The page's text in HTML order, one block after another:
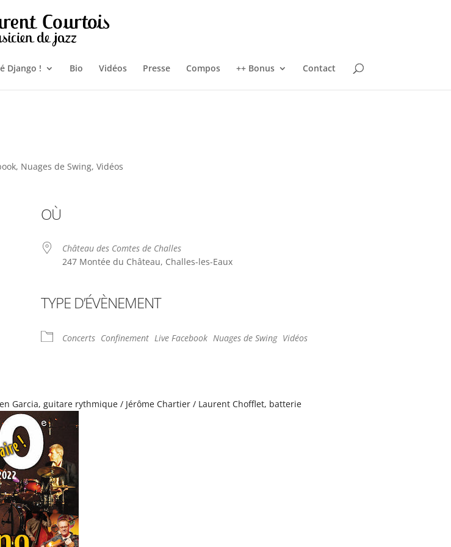
Django ! Bio Vidéos Presse Compos ++ Bonus Contact
, Nuages de Swing,Vidéos
OÙ
Château des Comtes de Challes
247 Montée du Château, Challes-les-Eaux
TYPE D’ÉVÈNEMENT
Concerts Confinement Live Facebook Nuages de Swing Vidéos
Garcia, guitare rythmique / Jérôme Chartier / Laurent Chofflet, batterie